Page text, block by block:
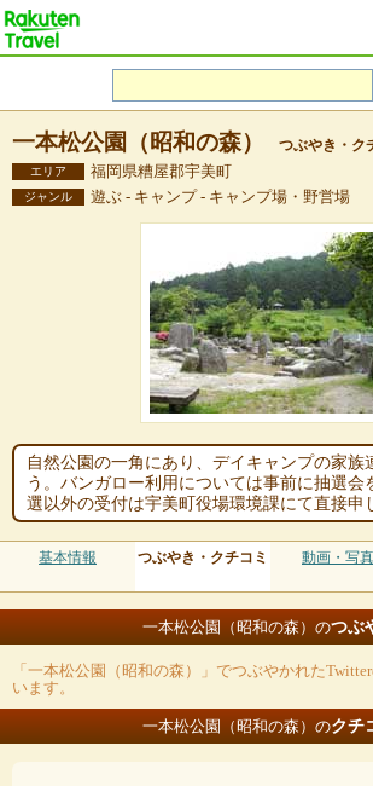
一本松公園（昭和の森） つぶやき・ク
エリア 福岡県糟屋郡宇美町
ジャンル 遊ぶ - キャンプ - キャンプ場・野営場
自然公園の一角にあり、デイキャンプの家族
う。バンガロー利用については事前に抽選会
選以外の受付は宇美町役場環境課にて直接申
基本情報 つぶやき・クチコミ 動画・写真
一本松公園（昭和の森）のつぶ
「一本松公園（昭和の森）」でつぶやかれた
います。
一本松公園（昭和の森）のクチ